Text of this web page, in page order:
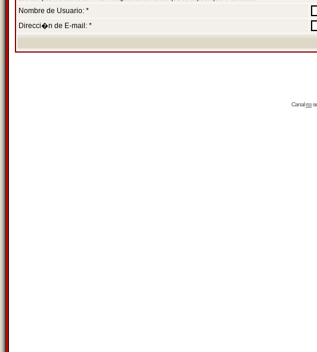
Nombre de Usuario: *
Direcci�n de E-mail: *
Canalrss